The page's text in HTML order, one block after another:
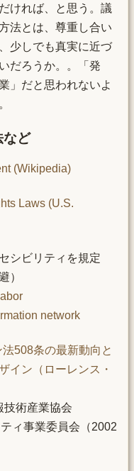
ければ、と思う。議
法とは、尊重し合い
少しでも真実に近づ
だろうか。。「発
」だと思われないよ
など
(Wikipedia)
Laws (U.S.
シビリティを規定
）
network
508条の最新動向と
イン（ローレンス・
技術産業協会
ィ事業委員会（2002